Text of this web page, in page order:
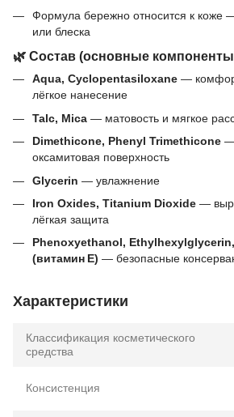
Формула бережно относится к коже
или блеска
🌿 Состав (основные
Aqua, Cyclopentasiloxane —
лёгкое нанесение
Talc, Mica — матовость и мягкое
Dimethicone, Phenyl Trimethicone —
оксамитовая поверхность
Glycerin — увлажнение
Iron Oxides, Titanium Dioxide —
лёгкая защита
Phenoxyethanol,
(витамин E) — безопасные
Характеристики
Классификация косметического
средства
Консистенция